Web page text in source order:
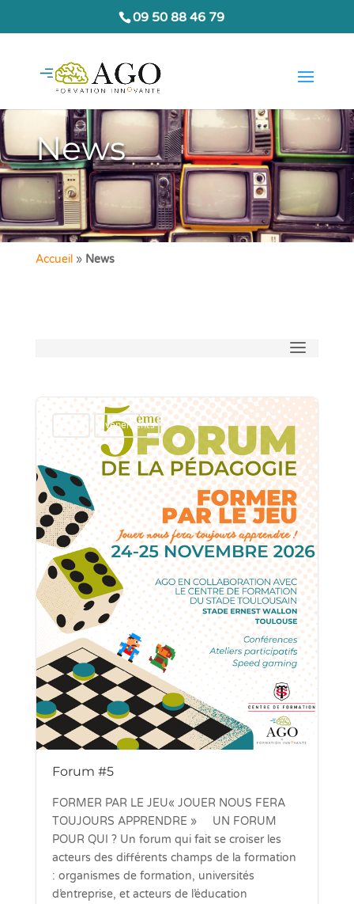
09 50 88 46 79
News
Accueil» News
Divers Evénements
Forum #5
FORMER PAR LE JEU« JOUER NOUS FERA
TOUJOURS APPRENDRE » UN FORUM
POUR QUI ? Un forum qui fait se croiser les
acteurs des différents champs de la formation
: organismes de formation, universités
d’entreprise, et acteurs de l’éducation